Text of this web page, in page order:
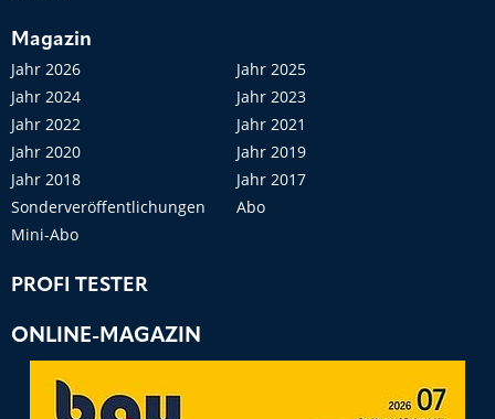
Magazin
Jahr 2026
Jahr 2025
Jahr 2024
Jahr 2023
Jahr 2022
Jahr 2021
Jahr 2020
Jahr 2019
Jahr 2018
Jahr 2017
Sonderveröffentlichungen
Abo
Mini-Abo
PROFI TESTER
ONLINE-MAGAZIN